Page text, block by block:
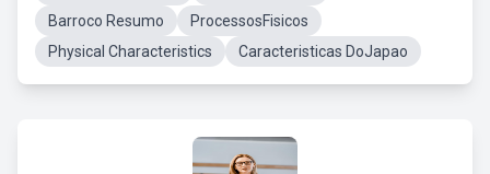
Barroco Resumo
ProcessosFisicos
Physical Characteristics
Caracteristicas DoJapao